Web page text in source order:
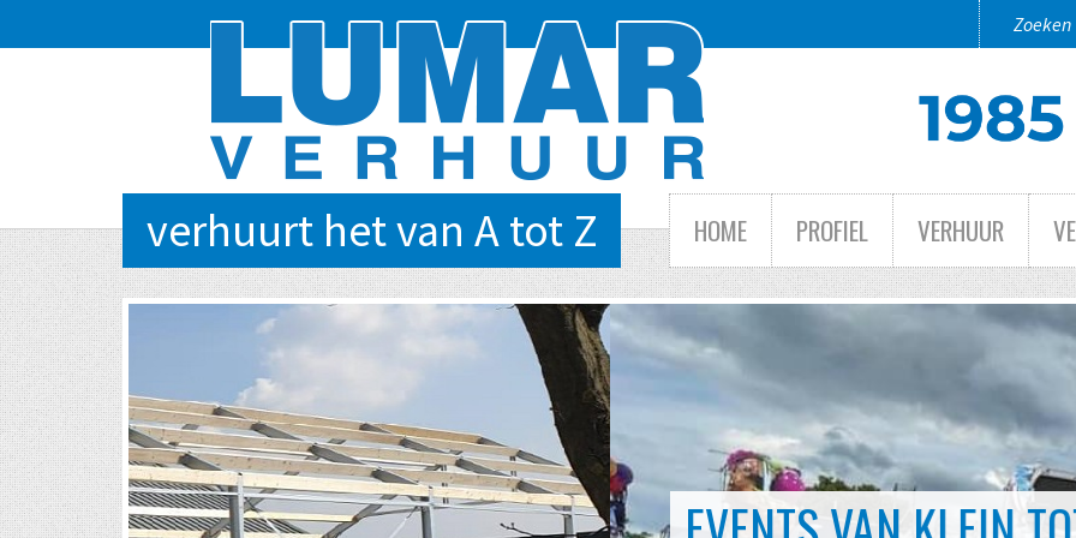
verhuurt het van A tot Z HOME PROFIEL VERHUUR